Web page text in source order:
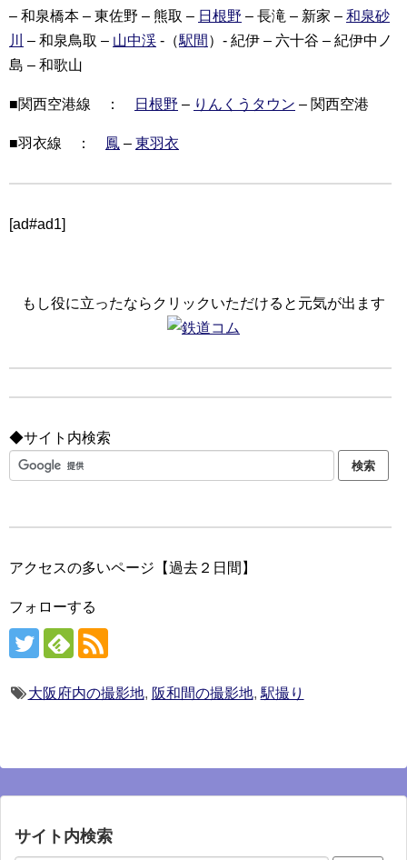
– 和泉橋本 – 東佐野 – 熊取 – 日根野 – 長滝 – 新家 – 和泉砂
川
– 和泉鳥取 – 山中渓 -（駅間 ）- 紀伊 – 六十谷 – 紀伊中ノ
島 – 和歌山
■関西空港線 ： 日根野 – りんくうタウン – 関西空港
■羽衣線 ： 鳳 – 東羽衣
[ad#ad1]
もし役に立ったならクリックいただけると元気が出ます
◆サイト内検索
アクセスの多いページ【過去２日間】
フォローする
大阪府内の撮影地, 阪和間の撮影地, 駅撮り
サイト内検索